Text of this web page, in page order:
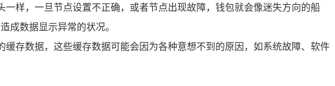
样，一旦节点设置不正确，或者节点出现故障，钱包就会像迷失方向的船
成数据显示异常的状况。
存数据，这些缓存数据可能会因为各种意想不到的原因，如系统故障、软件